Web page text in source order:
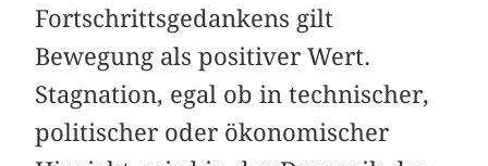
Fortschrittsgedankens gilt
Bewegung als positiver Wert.
Stagnation, egal ob in technischer,
politischer oder ökonomischer